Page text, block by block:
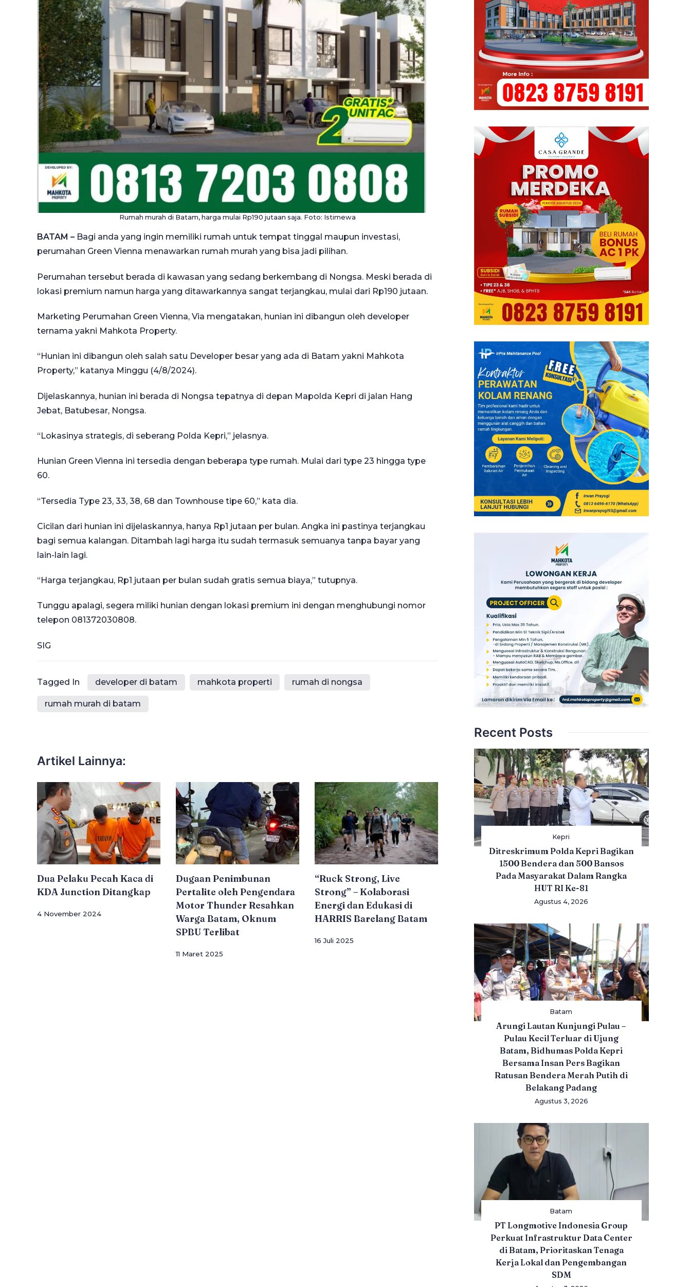
Rumah murah di Batam, harga mulai Rp190 jutaan saja. Foto: Istimewa
BATAM – Bagi anda yang ingin memiliki rumah untuk tempat tinggal maupun investasi,
perumahan Green Vienna menawarkan rumah murah yang bisa jadi pilihan.
Perumahan tersebut berada di kawasan yang sedang berkembang di Nongsa. Meski berada di
lokasi premium namun harga yang ditawarkannya sangat terjangkau, mulai dari Rp190 jutaan.
Marketing Perumahan Green Vienna, Via mengatakan, hunian ini dibangun oleh developer
ternama yakni Mahkota Property.
“Hunian ini dibangun oleh salah satu Developer besar yang ada di Batam yakni Mahkota
Property,” katanya Minggu (4/8/2024).
Dijelaskannya, hunian ini berada di Nongsa tepatnya di depan Mapolda Kepri di jalan Hang
Jebat, Batubesar, Nongsa.
“Lokasinya strategis, di seberang Polda Kepri,” jelasnya.
Hunian Green Vienna ini tersedia dengan beberapa type rumah. Mulai dari type 23 hingga type
60.
“Tersedia Type 23, 33, 38, 68 dan Townhouse tipe 60,” kata dia.
Cicilan dari hunian ini dijelaskannya, hanya Rp1 jutaan per bulan. Angka ini pastinya terjangkau
bagi semua kalangan. Ditambah lagi harga itu sudah termasuk semuanya tanpa bayar yang
lain-lain lagi.
“Harga terjangkau, Rp1 jutaan per bulan sudah gratis semua biaya,” tutupnya.
Tunggu apalagi, segera miliki hunian dengan lokasi premium ini dengan menghubungi nomor
telepon 081372030808.
SIG
Tagged In developer di batam mahkota properti rumah di nongsa
rumah murah di batam
Artikel Lainnya:
Dua Pelaku Pecah Kaca di
KDA Junction Ditangkap
4 November 2024
Dugaan Penimbunan
Pertalite oleh Pengendara
Motor Thunder Resahkan
Warga Batam, Oknum
SPBU Terlibat
11 Maret 2025
“Ruck Strong, Live
Strong” – Kolaborasi
Energi dan Edukasi di
HARRIS Barelang Batam
16 Juli 2025
Recent Posts
Kepri
Ditreskrimum Polda Kepri Bagikan
1500 Bendera dan 500 Bansos
Pada Masyarakat Dalam Rangka
HUT RI Ke-81
Agustus 4, 2026
Batam
Arungi Lautan Kunjungi Pulau –
Pulau Kecil Terluar di Ujung
Batam, Bidhumas Polda Kepri
Bersama Insan Pers Bagikan
Ratusan Bendera Merah Putih di
Belakang Padang
Agustus 3, 2026
Batam
PT Longmotive Indonesia Group
Perkuat Infrastruktur Data Center
di Batam, Prioritaskan Tenaga
Kerja Lokal dan Pengembangan
SDM